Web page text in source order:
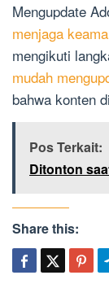
Mengupdate
menjaga
mengikuti
mudah
bahwa konten
Pos Terkait:
Ditonton
Share this: